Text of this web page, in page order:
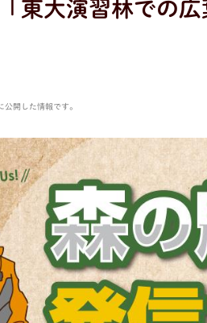
東大演習林での
開した情報です。